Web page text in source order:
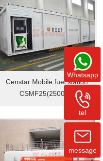
Censtar Mobile fuel station
CSMF25(25000L)
Whatsapp
tel
message